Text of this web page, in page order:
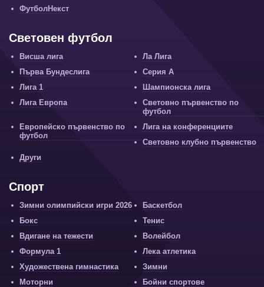
ФутболНекст
Световен футбол
Висша лига
Ла Лига
Първа Бундеслига
Серия А
Лига 1
Шампионска лига
Лига Европа
Световно първенство по
футбол
Европейско първенство по
футбол
Лига на конференциите
Световно клубно първенство
Други
Спорт
Зимни олимпийски игри 2026
Баскетбол
Бокс
Тенис
Вдигане на тежести
Волейбол
Формула 1
Лека атлетика
Художествена гимнастика
Зимни
Моторни
Бойни спортове